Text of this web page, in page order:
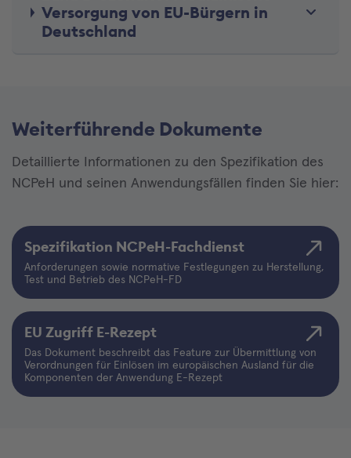
Versorgung von EU-Bürgern in
Deutschland
Weiterführende Dokumente
Detaillierte Informationen zu den Spezifikation des
NCPeH und seinen Anwendungsfällen finden Sie hier:
Spezifikation NCPeH-Fachdienst
Anforderungen sowie normative Festlegungen zu Herstellung,
Test und Betrieb des NCPeH-FD
EU Zugriff E-Rezept
Das Dokument beschreibt das Feature zur Übermittlung von
Verordnungen für Einlösen im europäischen Ausland für die
Komponenten der Anwendung E-Rezept